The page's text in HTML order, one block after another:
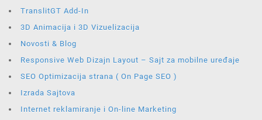
TranslitGT Add-In
3D Animacija i 3D Vizuelizacija
Novosti & Blog
Responsive Web Dizajn Layout – Sajt za mobilne uređaje
SEO Optimizacija strana ( On Page SEO )
Izrada Sajtova
Internet reklamiranje i On-line Marketing